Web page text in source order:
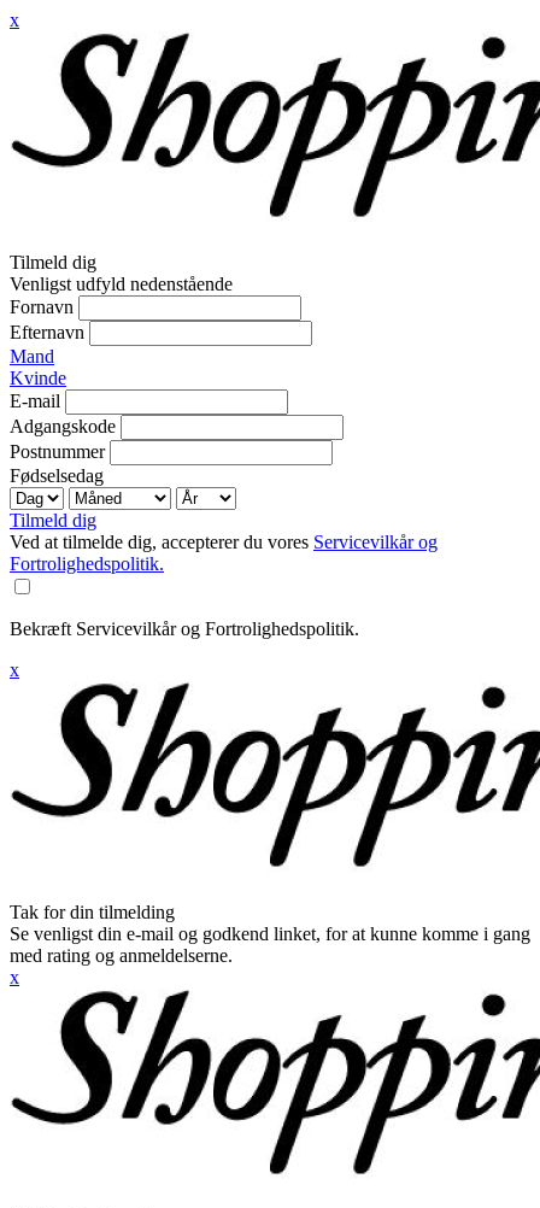
x
Tilmeld dig
Venligst udfyld nedenstående
Fornavn
Efternavn
Mand
Kvinde
E-mail
Adgangskode
Postnummer
Fødselsedag
Tilmeld dig
Ved at tilmelde dig, accepterer du vores Servicevilkår og
Fortrolighedspolitik.
Bekræft Servicevilkår og Fortrolighedspolitik.
x
Tak for din tilmelding
Se venligst din e-mail og godkend linket, for at kunne komme i gang
med rating og anmeldelserne.
x